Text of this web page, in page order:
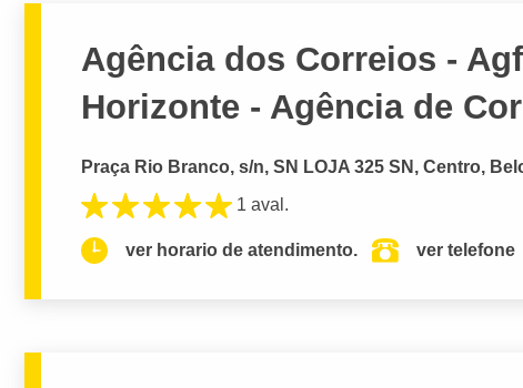
Agência dos Correios -
Horizonte - Agência de
Praça Rio Branco, s/n, SN LOJA 325 SN, Centro,
1 aval.
ver horario de atendimento. ver telefone